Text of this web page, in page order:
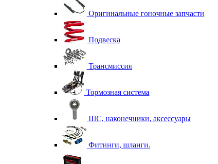
Оригинальные гоночные запчасти
Подвеска
Трансмиссия
Тормозная система
ШС, наконечники, аксессуары
Фитинги, шланги.